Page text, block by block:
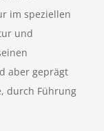
im speziellen
und
aber geprägt
durch Führung